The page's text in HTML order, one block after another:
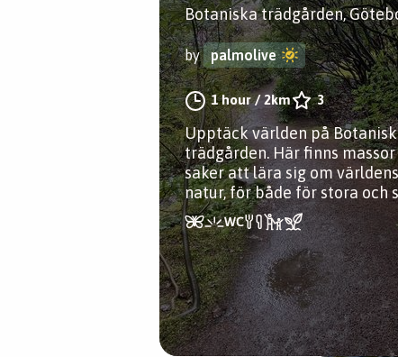
Botaniska trädgården,
by palmolive
1 hour/2km 3
Upptäck världen på
trädgården. Här finns massor
saker att lära sig om världens
natur, för både för stora och